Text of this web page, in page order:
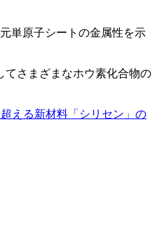
単原子シートの金属性を示
てさまざまなホウ素化合物の
える新材料「シリセン」の